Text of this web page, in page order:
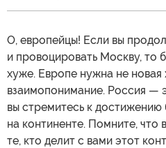
О, европейцы! Если вы
и провоцировать Москву, то
хуже. Европе нужна не новая
взаимопонимание. Россия —
вы стремитесь к достижению
на континенте. Помните, что
те, кто делит с вами этот